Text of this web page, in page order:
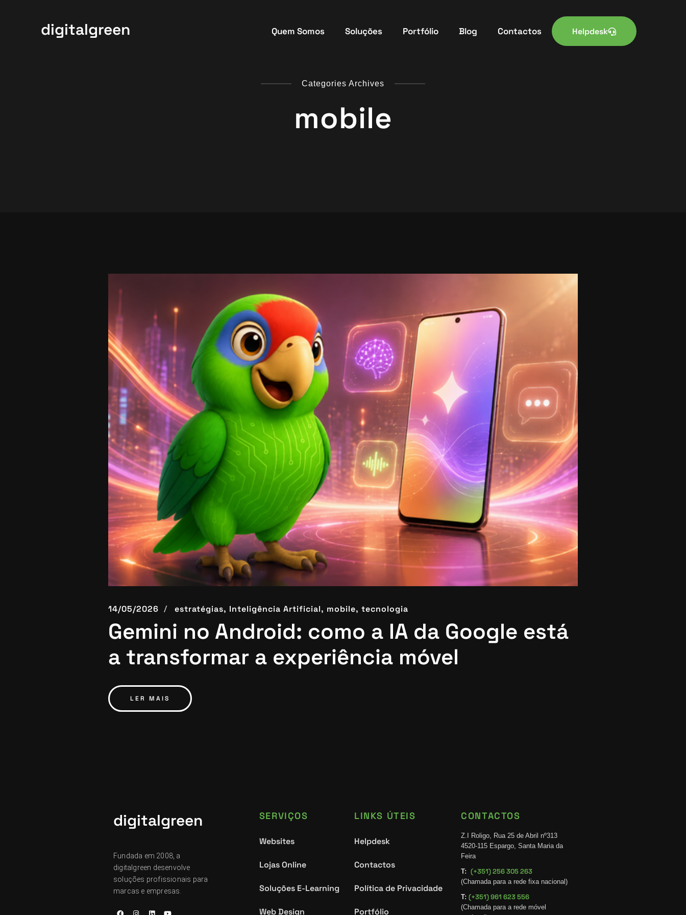
digitalgreen Quem Somos Soluções Portfólio Blog Contactos Helpdesk
Categories Archives
mobile
14/05/2026 estratégias, Inteligência Artificial, mobile, tecnologia
Gemini no Android: como a IA da Google está
a transformar a experiência móvel
LER MAIS
digitalgreen
Fundada em 2008, a
digitalgreen desenvolve
soluções profissionais para
marcas e empresas.
SERVIÇOS
Websites
Lojas Online
Soluções E-Learning
Web Design
LINKS ÚTEIS
Helpdesk
Contactos
Política de Privacidade
Portfólio
CONTACTOS
Z.I Roligo, Rua 25 de Abril nº313
4520-115 Espargo, Santa Maria da
Feira
T:
(+351) 256 305 263
(Chamada para a rede fixa nacional)
T: (+351) 961 623 556
(Chamada para a rede móvel